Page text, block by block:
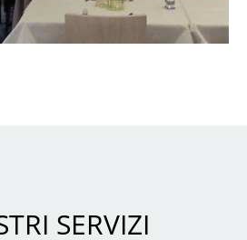
SERVIZI